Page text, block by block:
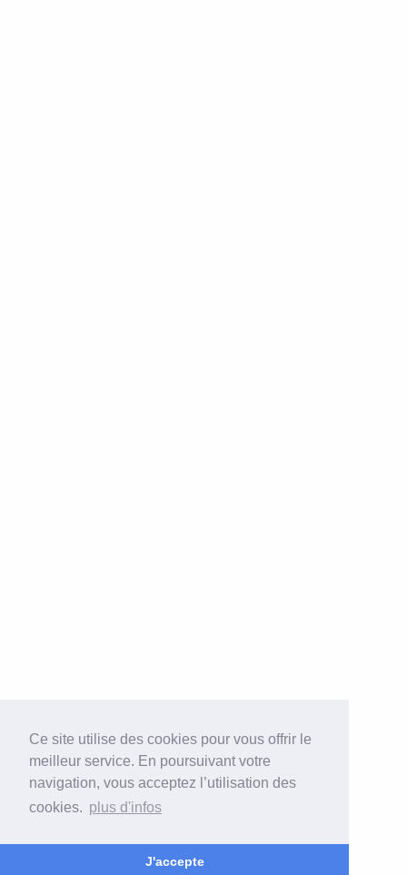
Ce site utilise des cookies pour vous offrir le
meilleur service. En poursuivant votre
navigation, vous acceptez l’utilisation des
cookies. plus d'infos
J'accepte